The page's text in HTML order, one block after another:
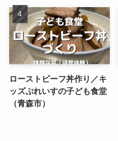
ローストビーフ丼作り／キ
ッズぷれいすの子ども食堂
（青森市）